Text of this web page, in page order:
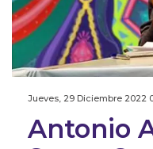
Jueves, 29 Diciembre 2022
Antonio